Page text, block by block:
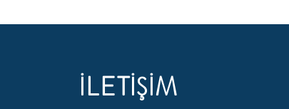
İLETİŞİM